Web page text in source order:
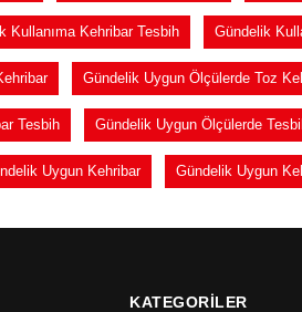
Kullanıma Kehribar Tesbih Gündelik
Gündelik Uygun Ölçülerde Toz
Tesbih Gündelik Uygun Ölçülerde
Uygun Kehribar Gündelik Uygun
KATEGORİLER